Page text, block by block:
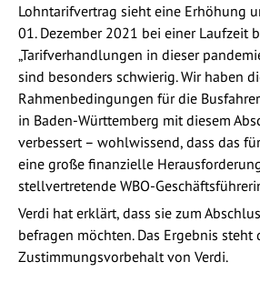
Lohntarifvertrag sieht eine Erhöhung
01. Dezember 2021 bei einer Laufzeit
„Tarifverhandlungen in dieser
sind besonders schwierig. Wir haben
Rahmenbedingungen für die
in Baden-Württemberg mit diesem
verbessert – wohlwissend, dass das
eine große finanzielle
stellvertretende WBO-
Verdi hat erklärt, dass sie zum
befragen möchten. Das Ergebnis steht
Zustimmungsvorbehalt von Verdi.